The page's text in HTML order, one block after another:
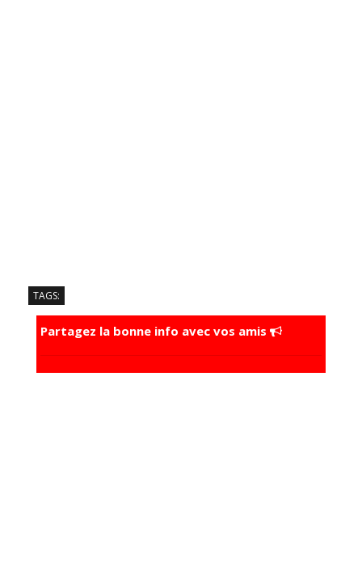
TAGS:
Partagez la bonne info avec vos amis